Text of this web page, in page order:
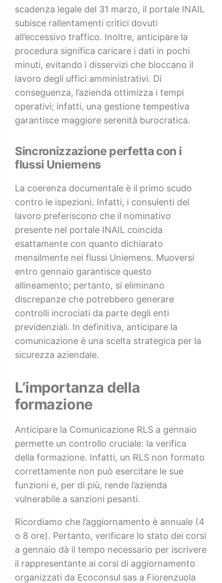
scadenza legale del 31 marzo, il portale INAIL
subisce rallentamenti critici dovuti
all’eccessivo traffico. Inoltre, anticipare la
procedura significa caricare i dati in pochi
minuti, evitando i disservizi che bloccano il
lavoro degli uffici amministrativi. Di
conseguenza, l’azienda ottimizza i tempi
operativi; infatti, una gestione tempestiva
garantisce maggiore serenità burocratica.
Sincronizzazione perfetta con i
flussi Uniemens
La coerenza documentale è il primo scudo
contro le ispezioni. Infatti, i consulenti del
lavoro preferiscono che il nominativo
presente nel portale INAIL coincida
esattamente con quanto dichiarato
mensilmente nei flussi Uniemens. Muoversi
entro gennaio garantisce questo
allineamento; pertanto, si eliminano
discrepanze che potrebbero generare
controlli incrociati da parte degli enti
previdenziali. In definitiva, anticipare la
comunicazione è una scelta strategica per la
sicurezza aziendale.
L’importanza della
formazione
Anticipare la Comunicazione RLS a gennaio
permette un controllo cruciale: la verifica
della formazione. Infatti, un RLS non formato
correttamente non può esercitare le sue
funzioni e, per di più, rende l’azienda
vulnerabile a sanzioni pesanti.
Ricordiamo che l’aggiornamento è annuale (4
o 8 ore). Pertanto, verificare lo stato dei corsi
a gennaio dà il tempo necessario per iscrivere
il rappresentante ai corsi di aggiornamento
organizzati da Ecoconsul sas a Fiorenzuola